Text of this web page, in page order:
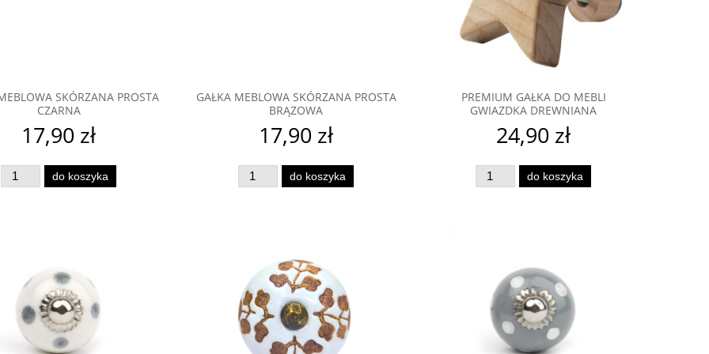
powiadom o dostępności
SKÓRZANA PROSTA
CZARNA
17,90 zł
do koszyka
GAŁKA MEBLOWA SKÓRZANA PROSTA
BRĄZOWA
17,90 zł
do koszyka
PREMIUM GAŁKA DO MEBLI
GWIAZDKA DREWNIANA
24,90 zł
do koszyka